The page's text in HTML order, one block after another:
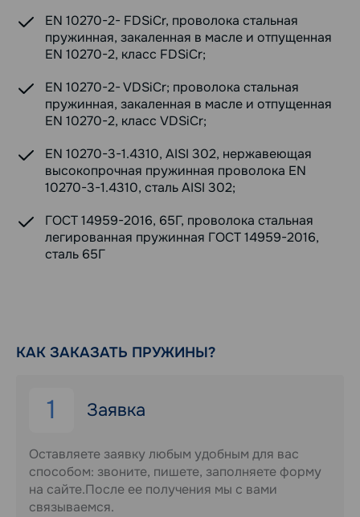
EN 10270-2- FDSiCr, проволока стальная
пружинная, закаленная в масле и отпущенная
EN 10270-2, класс FDSiCr;
EN 10270-2- VDSiCr; проволока стальная
пружинная, закаленная в масле и отпущенная
EN 10270-2, класс VDSiCr;
EN 10270-3-1.4310, AISI 302, нержавеющая
высокопрочная пружинная проволока EN
10270-3-1.4310, сталь AISI 302;
ГОСТ 14959-2016, 65Г, проволока стальная
легированная пружинная ГОСТ 14959-2016,
сталь 65Г
КАК ЗАКАЗАТЬ ПРУЖИНЫ?
1 Заявка
Оставляете заявку любым удобным для вас
способом: звоните, пишете, заполняете форму
на сайте.После ее получения мы с вами
связываемся.